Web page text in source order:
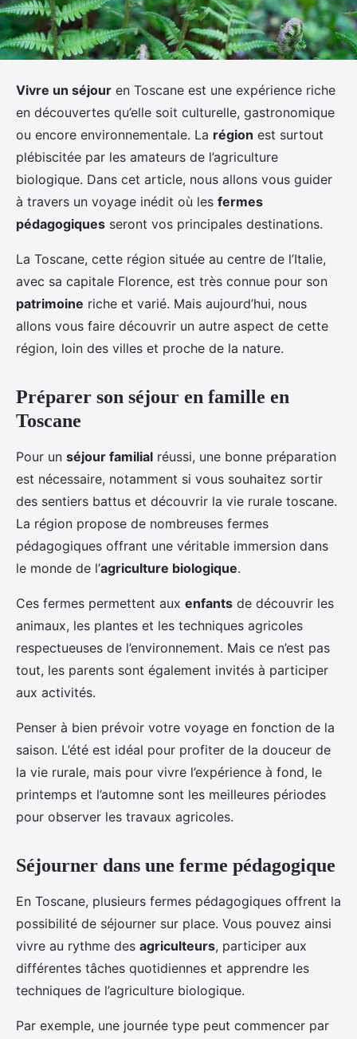
Vivre un séjour en Toscane est une expérience riche
en découvertes qu’elle soit culturelle, gastronomique
ou encore environnementale. La région est surtout
plébiscitée par les amateurs de l’agriculture
biologique. Dans cet article, nous allons vous guider
à travers un voyage inédit où les fermes
pédagogiques seront vos principales destinations.
La Toscane, cette région située au centre de l’Italie,
avec sa capitale Florence, est très connue pour son
patrimoine riche et varié. Mais aujourd’hui, nous
allons vous faire découvrir un autre aspect de cette
région, loin des villes et proche de la nature.
Préparer son séjour en famille en
Toscane
Pour un séjour familial réussi, une bonne préparation
est nécessaire, notamment si vous souhaitez sortir
des sentiers battus et découvrir la vie rurale toscane.
La région propose de nombreuses fermes
pédagogiques offrant une véritable immersion dans
le monde de l’agriculture biologique.
Ces fermes permettent aux enfants de découvrir les
animaux, les plantes et les techniques agricoles
respectueuses de l’environnement. Mais ce n’est pas
tout, les parents sont également invités à participer
aux activités.
Penser à bien prévoir votre voyage en fonction de la
saison. L’été est idéal pour profiter de la douceur de
la vie rurale, mais pour vivre l’expérience à fond, le
printemps et l’automne sont les meilleures périodes
pour observer les travaux agricoles.
Séjourner dans une ferme pédagogique
En Toscane, plusieurs fermes pédagogiques offrent la
possibilité de séjourner sur place. Vous pouvez ainsi
vivre au rythme des agriculteurs, participer aux
différentes tâches quotidiennes et apprendre les
techniques de l’agriculture biologique.
Par exemple, une journée type peut commencer par